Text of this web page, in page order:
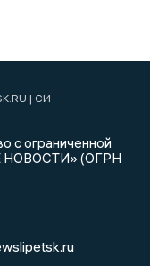
| СИ
с ограниченной
НОВОСТИ» (ОГРН